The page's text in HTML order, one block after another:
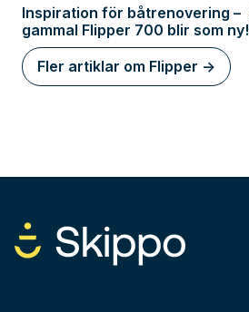
Inspiration för båtrenovering –
gammal Flipper 700 blir som ny!
Fler artiklar om Flipper ->